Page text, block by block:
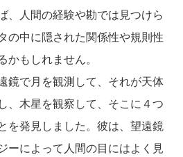
、人間の経験や勘では見つけら
の中に隠された関係性や規則性
もしれません。
鏡で月を観測して、それが天体
、木星を観察して、そこに４つ
を発見しました。彼は、望遠鏡
ーによって人間の目にはよく見